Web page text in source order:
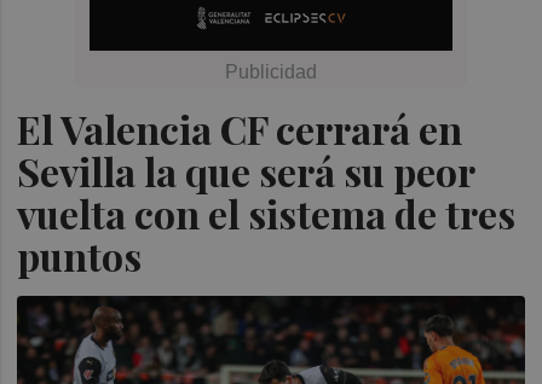
El Valencia CF cerrará en
Sevilla la que será su peor
vuelta con el sistema de tres
puntos